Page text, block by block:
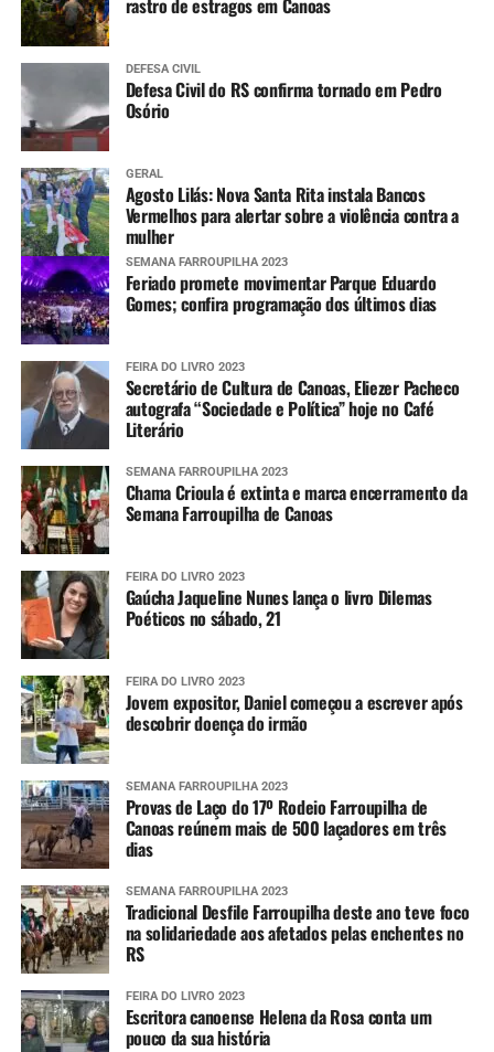
rastro de estragos em Canoas
DEFESA CIVIL
Defesa Civil do RS confirma tornado em Pedro
Osório
GERAL
Agosto Lilás: Nova Santa Rita instala Bancos
Vermelhos para alertar sobre a violência contra a
mulher
SEMANA FARROUPILHA 2023
Feriado promete movimentar Parque Eduardo
Gomes; confira programação dos últimos dias
FEIRA DO LIVRO 2023
Secretário de Cultura de Canoas, Eliezer Pacheco
autografa “Sociedade e Política” hoje no Café
Literário
SEMANA FARROUPILHA 2023
Chama Crioula é extinta e marca encerramento da
Semana Farroupilha de Canoas
FEIRA DO LIVRO 2023
Gaúcha Jaqueline Nunes lança o livro Dilemas
Poéticos no sábado, 21
FEIRA DO LIVRO 2023
Jovem expositor, Daniel começou a escrever após
descobrir doença do irmão
SEMANA FARROUPILHA 2023
Provas de Laço do 17º Rodeio Farroupilha de
Canoas reúnem mais de 500 laçadores em três
dias
SEMANA FARROUPILHA 2023
Tradicional Desfile Farroupilha deste ano teve foco
na solidariedade aos afetados pelas enchentes no
RS
FEIRA DO LIVRO 2023
Escritora canoense Helena da Rosa conta um
pouco da sua história